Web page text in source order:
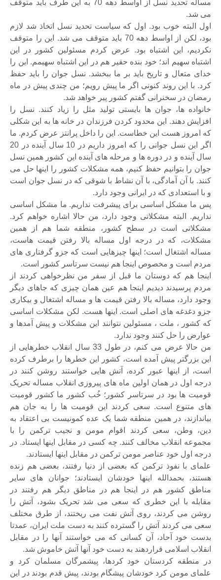
مساله تحدید نسل از اواسط دهه 70 به این طرف باید متوقف
می شد.
اول البته خوب بود. اول که سیاست تحدید نسل اتخاذ شد لازم
بود، لکن از اواسط دهه 70 باید متوقف می شد. این را متوقف
نکردیم، این اشتباه بود. عرض کردم مسئولین کشور در این
اشتباه سهیم اند؛ خود بنده حقیر هم در این اشتباه سهیمم. این را
خدای متعال و تاریخ باید بر ما ببخشد. نسل جوان را باید حفظ
کرد. با این روند کنونی اگر ما پیش رویم؛ من چندی پیش در ماه
رمضان در سخنرانی گفتم کشور پیر خواهد شد.
خانواده ها، جوان ها بایستی تولید مثل را زیاد کنند. نسل را
افزایش دهند. این محدود کردن فرزندان در خانه ها به این شکلی
که امروز هست این خطاست. این را داخل پرانتز عرض کردم. ما
اگر این نسل جوانی را که امروز داریم در 10 سال آینده در 20
سال آینده و در دوره ها و مرحله های آینده این کشور همین نسل
جوان را بتوانیم حفظ کنیم، همه مشکلات کشور را اینها حل می
کنند. با آن آمادگی، با آن نشاط با شوقی که در نسل جوان است
و با استعدادی که در ایرانی وجود دارد.
پس ما مشکل اساسی برای پیشرفت نداریم. ما مشکل اساسی
نداریم. البته مشکلاتی وجود دارد، من حالا اشاره خواهم کرد.
مشکلاتی است در سطح کشور، منطقه شما هم از همین
مشکلات، که در درجه اول مساله بالا رفتن قیمت هاست،
مساله اشتغال است؛ اینها چیزهایی است که جزو گرفتاری های
مردم است و مخصوص اینجا هم نیست سرتاسر کشور است.
اینجا هم که دوستان ما قبل از سفر من نظرخواهی کردند از
مردم پرسیدند دیدیم اینجا هم عین همان چیزی که جاهای دیگر
وجود دارد، مساله بالا رفتن قیمت ها و مساله اشتغال و بیکاری
جزو دغدغه های اصلی است. اینها هست. لکن مشکلات اساسی
که کشور ، ملت ، مسئولین نتوانند این مشکلات و پیش آمدها و
عوارض را حل کنند وجود ندارد.
من حالا عرض می کنم، در طول 33 سال انقلاب خطرهایی از
این بزرگتر پیش آمده است، کشور این خطرها را برطرف کرده
است، از اینها عبور کرده، آتش هایی خواستند روشن کنند در
درجه اول در همان اولین ماه های پیروزی انقلاب مساله تحریک
قومیت ها بود در سرتاسر کشور؛ خُب کشور ما کشور قومیت
های متنوع است. سعی کردند این قومیت ها را به جان هم
بیاندازند، در همین منطقه شما یک عده کمونیست بی اعتقاد به
دین، وطن، سعی کردند اقوام مومن و نجیب ترکمن را با
مجموعه انقلاب مخالف کنند. چه کسی در مقابل اینها ایستاد. در
درجه اول خود عناصر مومن ترکمن در مقابل اینها ایستادند.
علمای با نفوذ ترکمن که بعضی از دنیا رفتند، بعضی هم زنده
هستند، بحمدالله اینها خودشان ایستادند؛ جوانان های سایر
مناطق کشور هم در اینجا هم در مناطق دیگر هم رفتند در
مقابله با این خطری که سعی می شد تحریک بشود، آتش را
روشن می کردند، روی آتش نفت می ریختند، از طرق مختلف
سعی می کردند آتش را گسترده کنند به دست ملت ایران، عمدتا
بدست خود آحاد، آن کسانی که می خواستند آنها را در مقابل
انقلاب اسلامی قراردهند به دست خود آنها آتش خاموش شد.
در منطقه کردستان خود کردها، پیشمرگان مسلمان کرد و
علمای مومن کرد خودشان پیشگام بودند، پیش قدم بودند در این